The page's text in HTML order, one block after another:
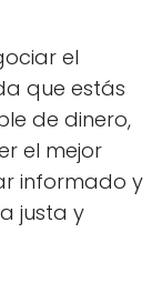
el
que estás
de dinero,
el mejor
informado y
justa y